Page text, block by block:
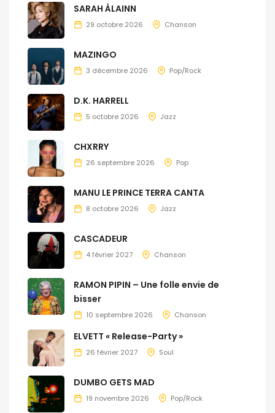
SARAH ÀLAINN
29 octobre 2026 Chanson
MAZINGO
3 décembre 2026 Pop/Rock
D.K. HARRELL
5 octobre 2026 Jazz
CHXRRY
26 septembre 2026 Pop
MANU LE PRINCE TERRA CANTA
8 octobre 2026 Jazz
CASCADEUR
4 février 2027 Chanson
RAMON PIPIN – Une folle envie de
bisser
10 septembre 2026 Chanson
ELVETT « Release-Party »
26 février 2027 Soul
DUMBO GETS MAD
19 novembre 2026 Pop/Rock